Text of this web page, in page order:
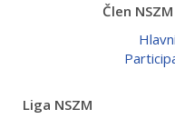
Člen
Liga NSZM